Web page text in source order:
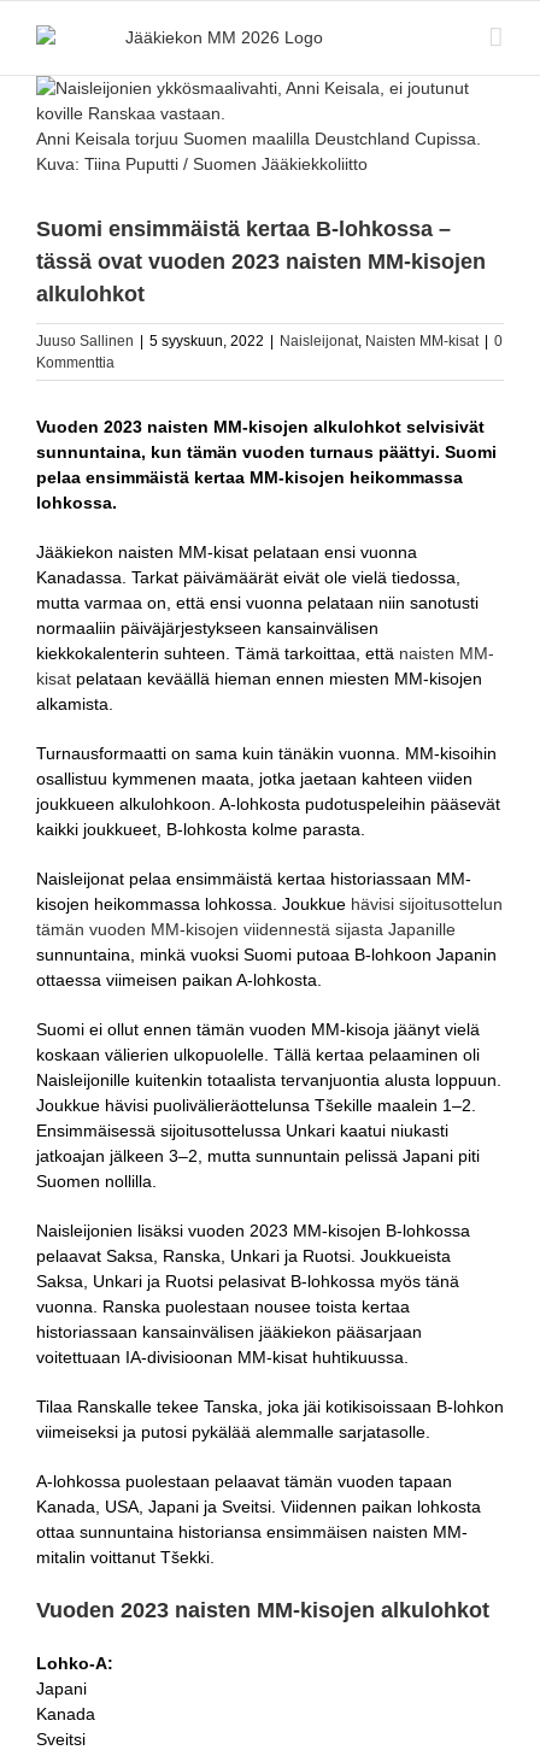
Katso
kuvaa
isompana
Anni Keisala torjuu Suomen maalilla Deustchland Cupissa.
Kuva: Tiina Puputti / Suomen Jääkiekkoliitto
Suomi ensimmäistä kertaa B-lohkossa –
tässä ovat vuoden 2023 naisten MM-kisojen
alkulohkot
Juuso Sallinen 5 syyskuun, 2022 Naisleijonat, Naisten MM-kisat
0
Kommenttia
Vuoden 2023 naisten MM-kisojen alkulohkot selvisivät
sunnuntaina, kun tämän vuoden turnaus päättyi. Suomi
pelaa ensimmäistä kertaa MM-kisojen heikommassa
lohkossa.
Jääkiekon naisten MM-kisat pelataan ensi vuonna
Kanadassa. Tarkat päivämäärät eivät ole vielä tiedossa,
mutta varmaa on, että ensi vuonna pelataan niin sanotusti
normaaliin päiväjärjestykseen kansainvälisen
kiekkokalenterin suhteen. Tämä tarkoittaa, että naisten MM-
kisat pelataan keväällä hieman ennen miesten MM-kisojen
alkamista.
Turnausformaatti on sama kuin tänäkin vuonna. MM-kisoihin
osallistuu kymmenen maata, jotka jaetaan kahteen viiden
joukkueen alkulohkoon. A-lohkosta pudotuspeleihin pääsevät
kaikki joukkueet, B-lohkosta kolme parasta.
Naisleijonat pelaa ensimmäistä kertaa historiassaan MM-
kisojen heikommassa lohkossa. Joukkue hävisi sijoitusottelun
tämän vuoden MM-kisojen viidennestä sijasta Japanille
sunnuntaina, minkä vuoksi Suomi putoaa B-lohkoon Japanin
ottaessa viimeisen paikan A-lohkosta.
Suomi ei ollut ennen tämän vuoden MM-kisoja jäänyt vielä
koskaan välierien ulkopuolelle. Tällä kertaa pelaaminen oli
Naisleijonille kuitenkin totaalista tervanjuontia alusta loppuun.
Joukkue hävisi puolivälieräottelunsa Tšekille maalein 1–2.
Ensimmäisessä sijoitusottelussa Unkari kaatui niukasti
jatkoajan jälkeen 3–2, mutta sunnuntain pelissä Japani piti
Suomen nollilla.
Naisleijonien lisäksi vuoden 2023 MM-kisojen B-lohkossa
pelaavat Saksa, Ranska, Unkari ja Ruotsi. Joukkueista
Saksa, Unkari ja Ruotsi pelasivat B-lohkossa myös tänä
vuonna. Ranska puolestaan nousee toista kertaa
historiassaan kansainvälisen jääkiekon pääsarjaan
voitettuaan IA-divisioonan MM-kisat huhtikuussa.
Tilaa Ranskalle tekee Tanska, joka jäi kotikisoissaan B-lohkon
viimeiseksi ja putosi pykälää alemmalle sarjatasolle.
A-lohkossa puolestaan pelaavat tämän vuoden tapaan
Kanada, USA, Japani ja Sveitsi. Viidennen paikan lohkosta
ottaa sunnuntaina historiansa ensimmäisen naisten MM-
mitalin voittanut Tšekki.
Vuoden 2023 naisten MM-kisojen alkulohkot
Lohko-A:
Japani
Kanada
Sveitsi